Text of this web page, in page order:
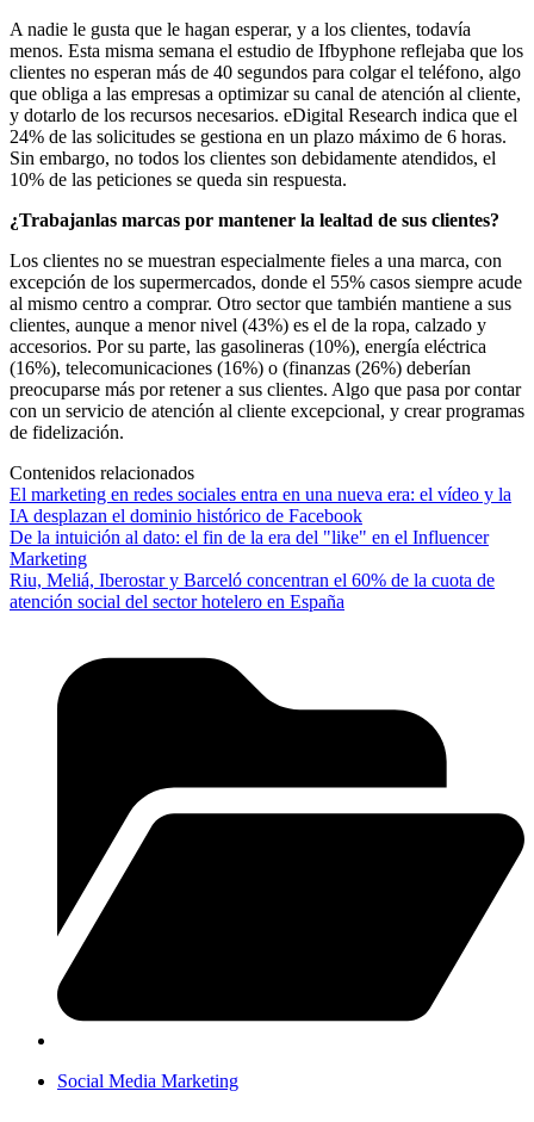
A nadie le gusta que le hagan esperar, y a los clientes, todavía
menos. Esta misma semana el estudio de Ifbyphone reflejaba que los
clientes no esperan más de 40 segundos para colgar el teléfono, algo
que obliga a las empresas a optimizar su canal de atención al cliente,
y dotarlo de los recursos necesarios. eDigital Research indica que el
24% de las solicitudes se gestiona en un plazo máximo de 6 horas.
Sin embargo, no todos los clientes son debidamente atendidos, el
10% de las peticiones se queda sin respuesta.
¿Trabajanlas marcas por mantener la lealtad de sus clientes?
Los clientes no se muestran especialmente fieles a una marca, con
excepción de los supermercados, donde el 55% casos siempre acude
al mismo centro a comprar. Otro sector que también mantiene a sus
clientes, aunque a menor nivel (43%) es el de la ropa, calzado y
accesorios. Por su parte, las gasolineras (10%), energía eléctrica
(16%), telecomunicaciones (16%) o (finanzas (26%) deberían
preocuparse más por retener a sus clientes. Algo que pasa por contar
con un servicio de atención al cliente excepcional, y crear programas
de fidelización.
Contenidos relacionados
El marketing en redes sociales entra en una nueva era: el vídeo y la
IA desplazan el dominio histórico de Facebook
De la intuición al dato: el fin de la era del "like" en el Influencer
Marketing
Riu, Meliá, Iberostar y Barceló concentran el 60% de la cuota de
atención social del sector hotelero en España
Social Media Marketing